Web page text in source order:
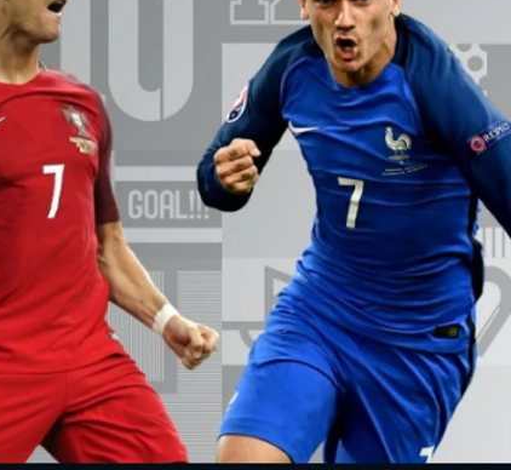
WhatsappFacebook
X
y Antoine Griezmann
son los
'The Best'. Podrás conocer quién
del año en un programa
de enero en MEGA y Atresplayera